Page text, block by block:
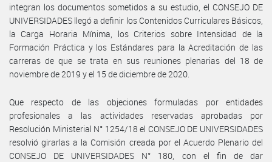
integran los documentos sometidos a su estudio, el CONSEJO DE
UNIVERSIDADES llegó a definir los Contenidos Curriculares Básicos,
la Carga Horaria Mínima, los Criterios sobre Intensidad de la
Formación Práctica y los Estándares para la Acreditación de las
carreras de que se trata en sus reuniones plenarias del 18 de
noviembre de 2019 y el 15 de diciembre de 2020.
Que respecto de las objeciones formuladas por entidades
profesionales a las actividades reservadas aprobadas por
Resolución Ministerial N° 1254/18 el CONSEJO DE UNIVERSIDADES
resolvió girarlas a la Comisión creada por el Acuerdo Plenario del
CONSEJO DE UNIVERSIDADES N° 180, con el fin de dar